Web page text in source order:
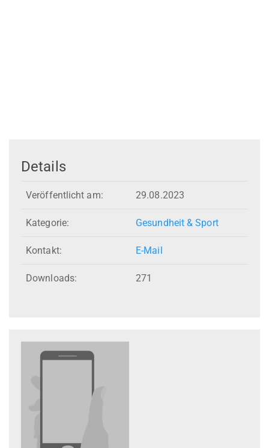
Details
Veröffentlicht am: 29.08.2023
Kategorie: Gesundheit & Sport
Kontakt: E-Mail
Downloads: 271